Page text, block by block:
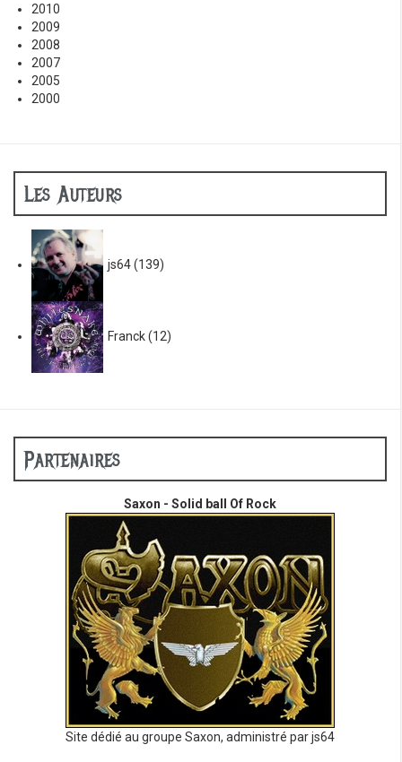
2010
2009
2008
2007
2005
2000
Les Auteurs
js64(139)
Franck(12)
Partenaires
Saxon - Solid ball Of Rock
Site dédié au groupe Saxon, administré par js64